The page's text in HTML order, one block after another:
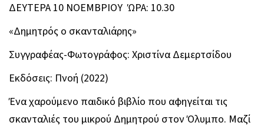
ΔΕΥΤΕΡΑ 10 ΝΟΕΜΒΡΙΟΥ ΏΡΑ: 10.30
«Δημητρός ο σκανταλιάρης»
Συγγραφέας-Φωτογράφος: Χριστίνα Δεμερτσίδου
Εκδόσεις: Πνοή (2022)
Ένα χαρούμενο παιδικό βιβλίο που αφηγείται τις
σκανταλιές του μικρού Δημητρού στον Όλυμπο. Μαζί